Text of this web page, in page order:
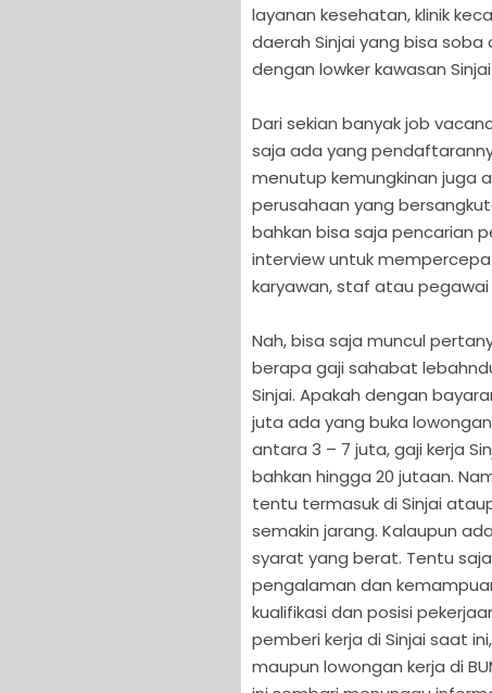
layanan kesehatan, klinik
daerah Sinjai yang bisa
dengan lowker kawasan
Dari sekian banyak job
saja ada yang
menutup kemungkinan juga
perusahaan yang
bahkan bisa saja pencarian
interview untuk
karyawan, staf atau pegawai
Nah, bisa saja muncul
berapa gaji sahabat
Sinjai. Apakah dengan
juta ada yang buka
antara 3 – 7 juta, gaji kerja
bahkan hingga 20 jutaan.
tentu termasuk di Sinjai
semakin jarang. Kalaupun
syarat yang berat. Tentu
pengalaman dan
kualifikasi dan posisi
pemberi kerja di Sinjai saat
maupun lowongan kerja di